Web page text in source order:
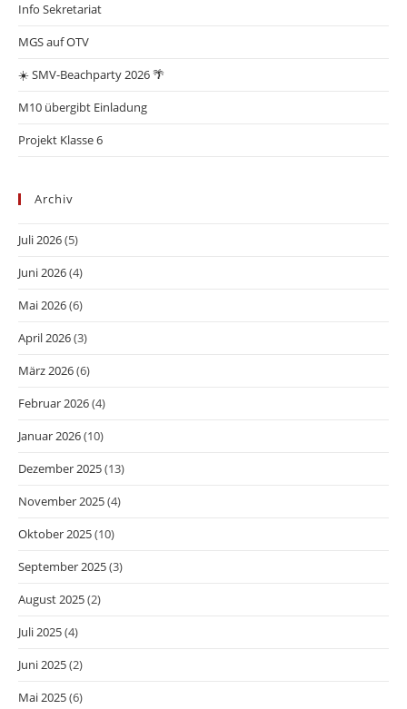
Info Sekretariat
MGS auf OTV
☀️ SMV-Beachparty 2026 🌴
M10 übergibt Einladung
Projekt Klasse 6
Archiv
Juli 2026(5)
Juni 2026(4)
Mai 2026(6)
April 2026(3)
März 2026(6)
Februar 2026(4)
Januar 2026(10)
Dezember 2025(13)
November 2025(4)
Oktober 2025(10)
September 2025(3)
August 2025(2)
Juli 2025(4)
Juni 2025(2)
Mai 2025(6)